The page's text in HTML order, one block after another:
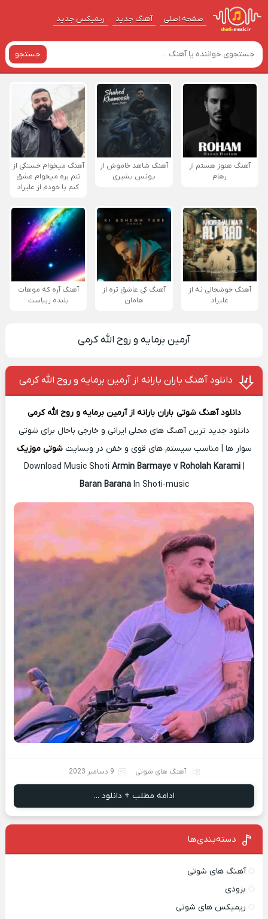
صفحه اصلی آهنگ‌ جدید ریمیکس جدید
جستجو
آهنگ هنوز هستم از
رهام
آهنگ شاهد خاموش از
یونس بشیری
آهنگ میخوام خستگی از
تنم بره میخوام عشق
کنم با خودم از علیراد
آهنگ خوشحالی نه از
علیراد
آهنگ کی عاشق تره از
هامان
آهنگ آره که موهات
بلنده زیباست
آرمین برمایه و روح الله کرمی
دانلود آهنگ باران بارانه از آرمین برمایه و روح الله کرمی
دانلود آهنگ شوتی باران بارانه ازآرمین برمایه و روح الله کرمی
دانلود جدید ترین آهنگ های محلی ایرانی و خارجی باحال برای شوتی
سوار ها | مناسب سیستم های قوی و خفن در وبسایتشوتی موزیک
Download Music Shoti Armin Barmaye v Roholah Karami|
Baran BaranaIn Shoti-music
آهنگ های شوتی 9 دسامبر 2023
ادامه مطلب + دانلود ...
دسته‌بندی‌ها
آهنگ های شوتی
بزودی
ریمیکس های شوتی